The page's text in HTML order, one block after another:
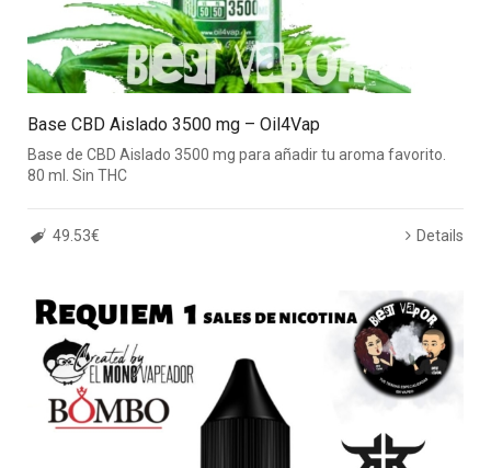
Base CBD Aislado 3500 mg – Oil4Vap
Base de CBD Aislado 3500 mg para añadir tu aroma favorito.
80 ml. Sin THC
49.53€ Details